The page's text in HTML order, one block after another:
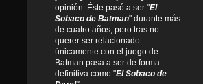
opinión. Éste pasó a ser "El
Sobaco de Batman" durante más
de cuatro años, pero tras no
querer ser relacionado
únicamente con el juego de
Batman pasa a ser de forma
definitiva como "El Sobaco de